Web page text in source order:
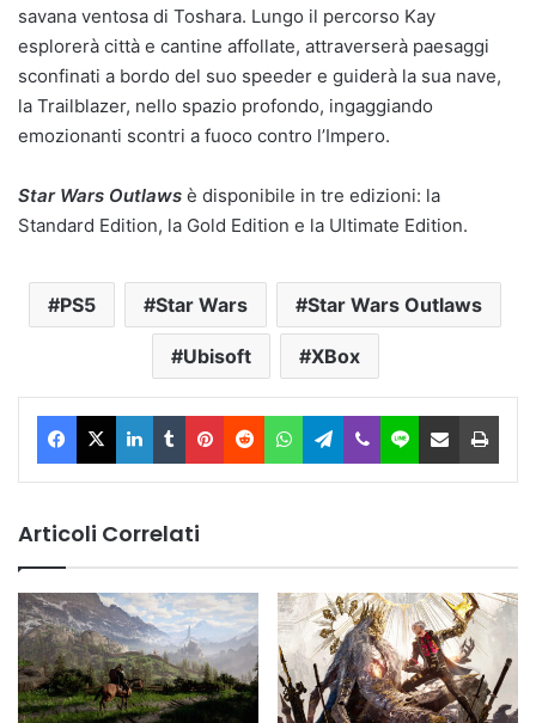
savana ventosa di Toshara. Lungo il percorso Kay
esplorerà città e cantine affollate, attraverserà paesaggi
sconfinati a bordo del suo speeder e guiderà la sua nave,
la Trailblazer, nello spazio profondo, ingaggiando
emozionanti scontri a fuoco contro l’Impero.
Star Wars Outlaws è disponibile in tre edizioni: la
Standard Edition, la Gold Edition e la Ultimate Edition.
PS5 Star Wars Star Wars Outlaws
Ubisoft XBox
Facebook
X LinkedIn
TumblrPinterest
RedditWhatsAppTelegram
ViberLine Condividi via Email
Articoli Correlati